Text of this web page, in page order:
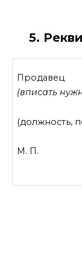
5.
Продавец
(вписать
(должность,
М. П.